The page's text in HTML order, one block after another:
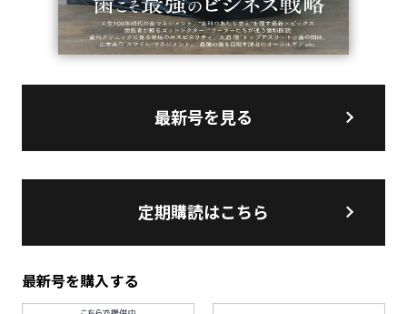
最新号を見る
定期購読はこちら
最新号を購入する